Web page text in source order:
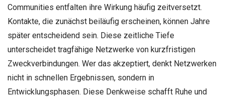
Communities entfalten ihre Wirkung häufig zeitversetzt.
Kontakte, die zunächst beiläufig erscheinen, können Jahre
später entscheidend sein. Diese zeitliche Tiefe
unterscheidet tragfähige Netzwerke von kurzfristigen
Zweckverbindungen. Wer das akzeptiert, denkt Netzwerken
nicht in schnellen Ergebnissen, sondern in
Entwicklungsphasen. Diese Denkweise schafft Ruhe und